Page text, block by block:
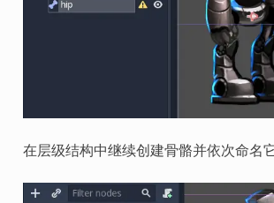
在层级结构中继续创建骨骼并依次命名